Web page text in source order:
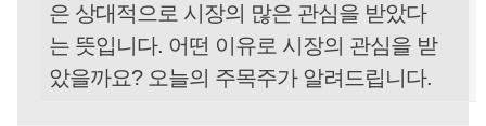
은 상대적으로 시장의 많은 관심을 받았다
는 뜻입니다. 어떤 이유로 시장의 관심을 받
았을까요? 오늘의 주목주가 알려드립니다.